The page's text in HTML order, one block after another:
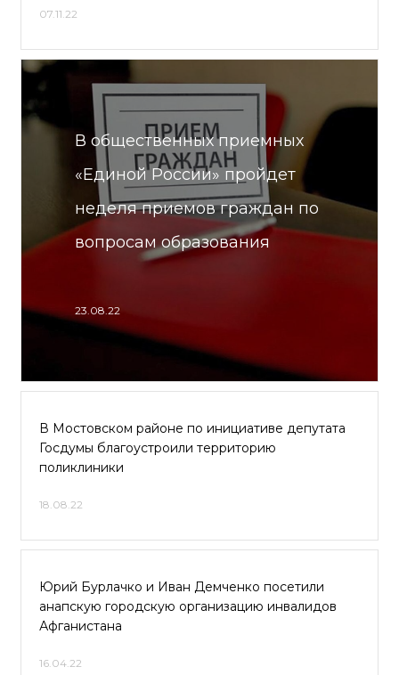
07.11.22
В общественных приемных
«Единой России» пройдет
неделя приемов граждан по
вопросам образования
23.08.22
В Мостовском районе по инициативе депутата
Госдумы благоустроили территорию
поликлиники
18.08.22
Юрий Бурлачко и Иван Демченко посетили
анапскую городскую организацию инвалидов
Афганистана
16.04.22